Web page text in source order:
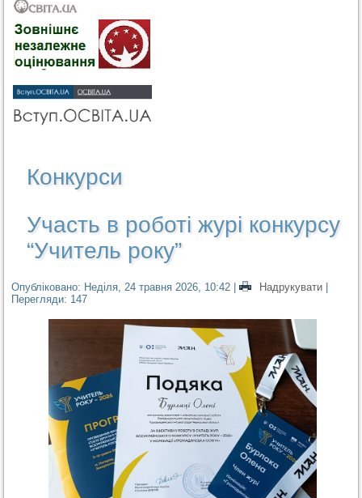
Конкурси
Участь в роботі журі конкурсу
“Учитель року”
Опубліковано: Неділя, 24 травня 2026, 10:42 | Надрукувати
Перегляди: 147